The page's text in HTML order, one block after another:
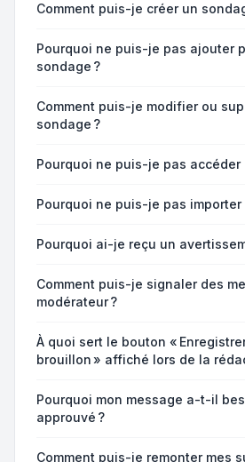
Comment puis-je créer un
Pourquoi ne puis-je pas ajouter
sondage ?
Comment puis-je modifier ou
sondage ?
Pourquoi ne puis-je pas accéder
Pourquoi ne puis-je pas
Pourquoi ai-je reçu un
Comment puis-je signaler des
modérateur ?
À quoi sert le bouton «
brouillon » affiché lors de la
Pourquoi mon message a-t-il
approuvé ?
Comment puis-je remonter mes